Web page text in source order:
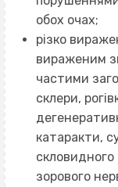
обох очах;
різко
вираженим
частими
склери,
катаракти,
скловидного
зорового